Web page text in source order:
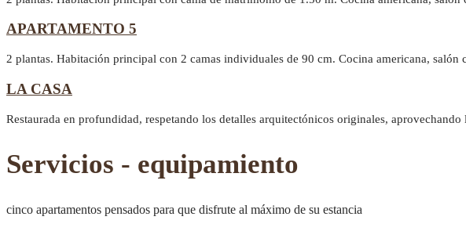
APARTAMENTO 5
2 plantas. Habitación principal con 2 camas individuales de 90 cm. Cocina americana, salón
LA CASA
Restaurada en profundidad, respetando los detalles arquitectónicos originales,
Servicios - equipamiento
cinco apartamentos pensados para que disfrute al máximo de su estancia